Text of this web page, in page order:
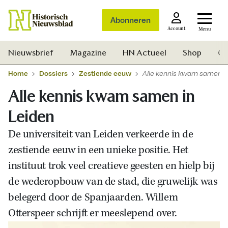
Abonneren
Account Menu
Zoek
Nieuwsbrief Magazine HN Actueel Shop
Home Dossiers Zestiende eeuw Alle kennis kwam samen
Alle kennis kwam samen in
Leiden
De universiteit van Leiden verkeerde in de
zestiende eeuw in een unieke positie. Het
instituut trok veel creatieve geesten en hielp bij
de wederopbouw van de stad, die gruwelijk was
belegerd door de Spanjaarden. Willem
Otterspeer schrijft er meeslepend over.